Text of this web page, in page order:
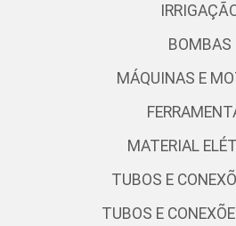
BOMBAS
MÁQUINAS E
MATERIAL
TUBOS E
TUBOS E